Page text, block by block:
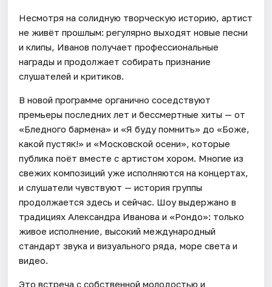
Несмотря на солидную творческую историю, артист
не живёт прошлым: регулярно выходят новые песни
и клипы, Иванов получает профессиональные
награды и продолжает собирать признание
слушателей и критиков.
В новой программе органично соседствуют
премьеры последних лет и бессмертные хиты — от
«Бледного бармена» и «Я буду помнить» до «Боже,
какой пустяк!» и «Московской осени», которые
публика поёт вместе с артистом хором. Многие из
свежих композиций уже исполняются на концертах,
и слушатели чувствуют — история группы
продолжается здесь и сейчас. Шоу выдержано в
традициях Александра Иванова и «Рондо»: только
живое исполнение, высокий международный
стандарт звука и визуального ряда, море света и
видео.
Это встреча с собственной молодостью и